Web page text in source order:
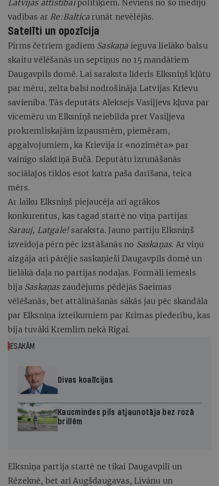
Latvijas attīstībaipolitiķiem. Neviens no šo mediju
vadības ar Re:Baltica runāt nevēlējās.
Satelīti un opozīcija
Pirms četriem gadiem Saskaņa ieguva lielāko balsu
skaitu vēlēšanās un septiņus no 15 mandātiem
Daugavpils domē. Lai saraksta līderis Elksniņš kļūtu
par mēru, zelta balsi nodrošināja Latvijas Krievu
savienība. Tās deputāts Aleksejs Vasiļjevs kļuva par
vicemēru un Elksniņš neiebilda pret Vasiļjeva
prokremliskajām izpausmēm, piemēram,
apgalvojumiem, ka Krievija ir «nozīmēta» par
vainīgo slaktiņā Bučā. Deputātu izrunāšanās
sociālajos tīklos esot katra paša darīšana, teica
mērs.
Ar laiku Elksniņš piejaucēja arī agrākos
konkurentus, kas tagad startē no viņa partijas
Sarauj, Latgale!saraksta. Jauno partiju Elksniņš
izveidoja pērn pēc izstāšanās no Saskaņas. Ar viņu
aizgāja arī pārējie saskaņieši Daugavpils domē un
lielākā daļa no partijas nodaļas. Formāli iemesls
bija Saskaņas zaudējums pēdējās Saeimas
vēlēšanās, bet attālināšanās sākās jau pēc skandāla
par Elksniņa izteikumiem par Krimas piederību, kas
bija tuvāki Kremlim nekā Rīgai.
IESAKĀM
Divas koalīcijas
Kaucmindes pils atjaunotāja bez rozā
brillēm
Elksniņa partija startē ne tikai Daugavpilī un
Rēzeknē, bet arī Augšdaugavas, Līvānu un